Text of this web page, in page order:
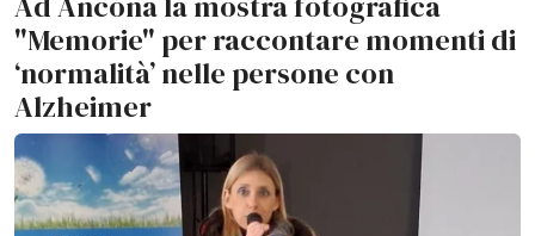
"Memorie" per raccontare momenti di
‘normalità’ nelle persone con
Alzheimer